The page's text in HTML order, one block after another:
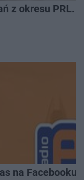
z okresu PRL.
na Facebooku!